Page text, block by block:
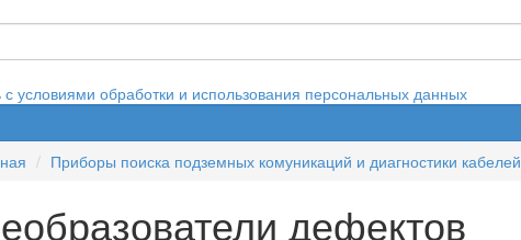
условиями обработки и использования персональных данных
Приборы поиска подземных комуникаций и диагностики кабелей
дефектов